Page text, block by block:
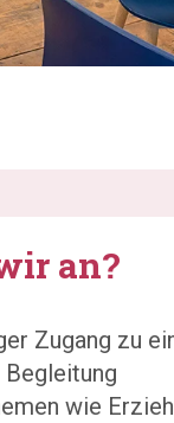
an?
Zugang zu
Begleitung
wie